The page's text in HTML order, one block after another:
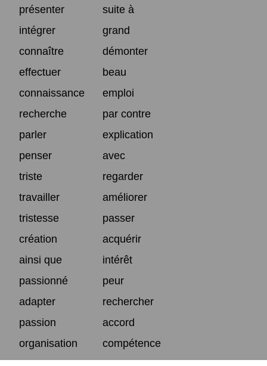
présenter
suite à
intégrer
grand
connaître
démonter
effectuer
beau
connaissance
emploi
recherche
par contre
parler
explication
penser
avec
triste
regarder
travailler
améliorer
tristesse
passer
création
acquérir
ainsi que
intérêt
passionné
peur
adapter
rechercher
passion
accord
organisation
compétence